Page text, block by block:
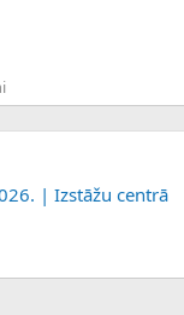
| Izstāžu centrā